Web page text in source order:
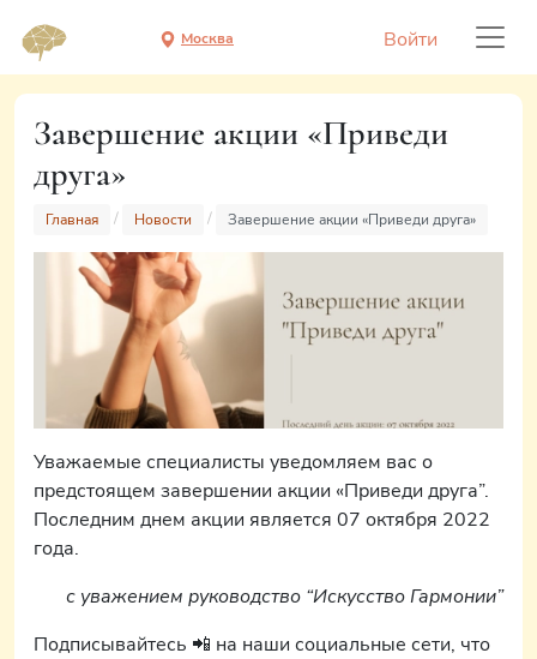
Москва Войти
Завершение акции «Приведи
друга»
Главная Новости Завершение акции «Приведи друга»
Уважаемые специалисты уведомляем вас о
предстоящем завершении акции «Приведи друга”.
Последним днем акции является 07 октября 2022
года.
с уважением руководство “Искусство Гармонии”
Подписывайтесь 📲 на наши социальные сети, что